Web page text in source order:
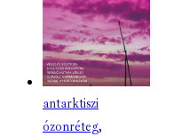
antarktiszi
ózonréteg,